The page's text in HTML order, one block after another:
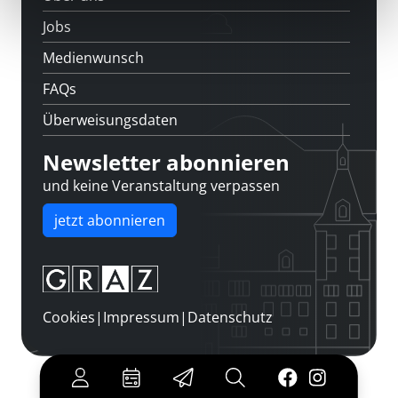
Jobs
Medienwunsch
FAQs
Überweisungsdaten
Newsletter abonnieren
und keine Veranstaltung verpassen
jetzt abonnieren
Cookies| Impressum| Datenschutz